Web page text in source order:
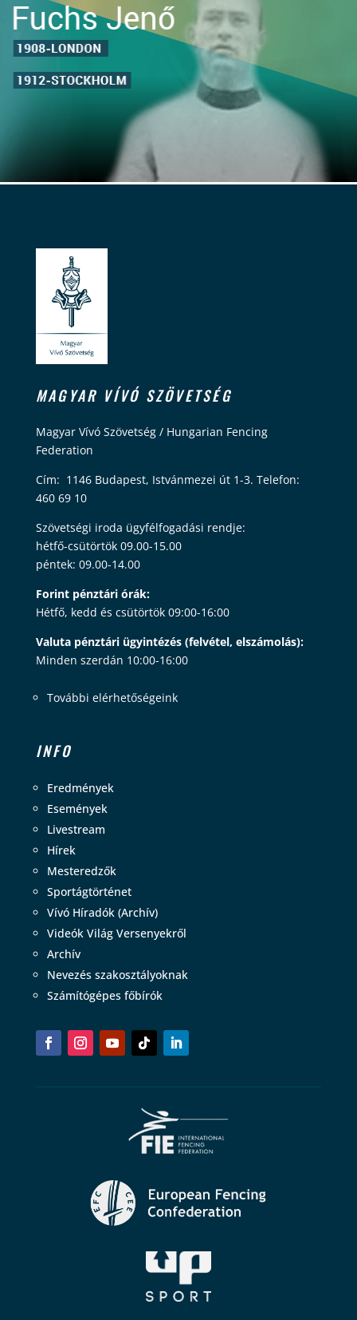
MAGYAR VÍVÓ SZÖVETSÉG
Magyar Vívó Szövetség / Hungarian Fencing
Federation
Cím: 1146 Budapest, Istvánmezei út 1-3. Telefon:
460 69 10
Szövetségi iroda ügyfélfogadási rendje:
hétfő-csütörtök 09.00-15.00
péntek: 09.00-14.00
Forint pénztári órák:
Hétfő, kedd és csütörtök 09:00-16:00
Valuta pénztári ügyintézés (felvétel, elszámolás):
Minden szerdán 10:00-16:00
További elérhetőségeink
INFO
Eredmények
Események
Livestream
Hírek
Mesteredzők
Sportágtörténet
Vívó Híradók (Archív)
Videók Világ Versenyekről
Archív
Nevezés szakosztályoknak
Számítógépes főbírók